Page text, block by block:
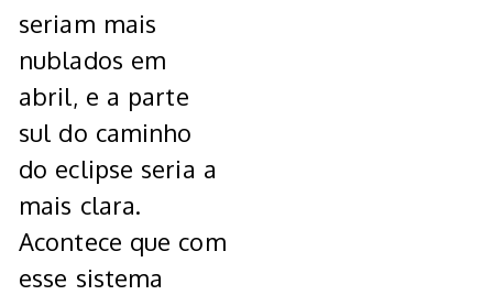
seriam mais
nublados em
abril, e a parte
sul do caminho
do eclipse seria a
mais clara.
Acontece que com
esse sistema